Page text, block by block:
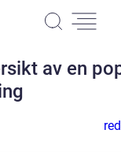
av en